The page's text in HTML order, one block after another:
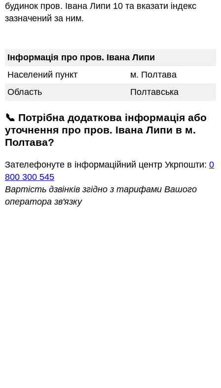
будинок пров. Івана Липи 10 та вказати індекс
зазначений за ним.
Інформація про пров. Івана Липи
Населений пункт
м. Полтава
Область
Полтавська
📞 Потрібна додаткова інформація або
уточнення про пров. Івана Липи в м.
Полтава?
Зателефонуте в інформаційний центр Укрпошти: 0
800 300 545
Вартість дзвінків згідно з тарифами Вашого
оператора зв'язку